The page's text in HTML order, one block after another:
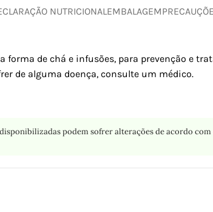
NUTRICIONAL EMBALAGEM
de chá e infusões, para prevenção e
de alguma doença, consulte um médico.
podem sofrer alterações de acordo